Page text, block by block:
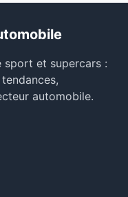
sport et supercars :
automobile.